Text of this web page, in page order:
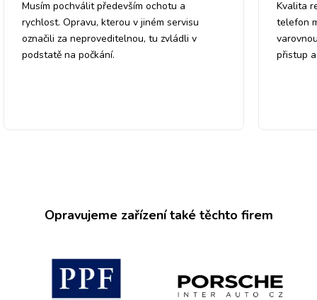
Musím pochválit především ochotu a
rychlost. Opravu, kterou v jiném servisu
označili za neproveditelnou, tu zvládli v
podstatě na počkání.
Kvalita
telefon
přistup
Opravujeme zařízení také těchto firem